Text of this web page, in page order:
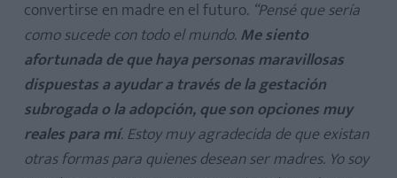
convertirse en madre en el futuro. “Pensé que sería
como sucede con todo el mundo.Me siento
afortunada de que haya personas maravillosas
dispuestas a ayudar a través de la gestación
subrogada o la adopción, que son opciones muy
reales para mí. Estoy muy agradecida de que existan
otras formas para quienes desean ser madres. Yo soy